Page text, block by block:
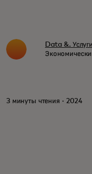
Data &. Услуги
3 минуты чтения · 2024